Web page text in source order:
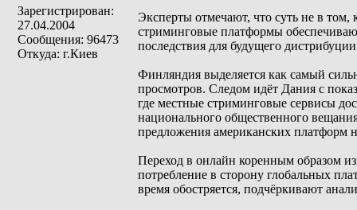
Зарегистрирован:
27.04.2004
Сообщения: 96473
Откуда: г.Киев
Эксперты отмечают, что суть не в том,
стриминговые платформы
последствия для будущего
Финляндия выделяется как самый
просмотров. Следом идёт Дания с
где местные стриминговые сервисы
национального общественного
предложения американских платформ
Переход в онлайн коренным образом
потребление в сторону глобальных
время обостряется, подчёркивают